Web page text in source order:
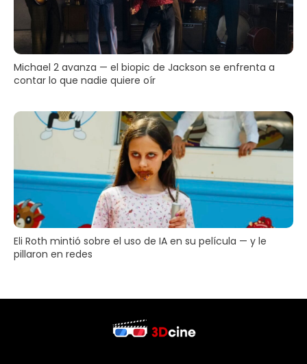
Michael 2 avanza — el biopic de Jackson se enfrenta a
contar lo que nadie quiere oír
Eli Roth mintió sobre el uso de IA en su película — y le
pillaron en redes